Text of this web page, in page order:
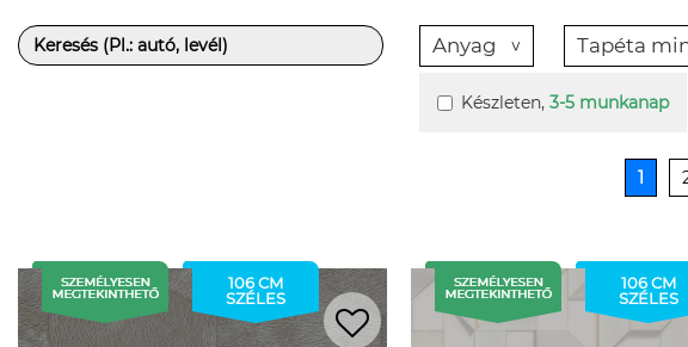
Anyag Tapéta
Készleten, 3-5 munkanap
1
106 CM
SZÉLES
106 CM
SZÉLES